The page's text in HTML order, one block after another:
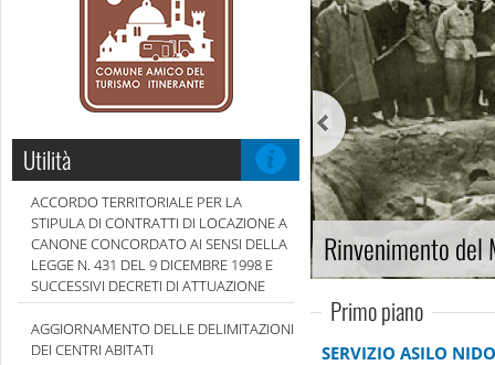
Utilità
ACCORDO TERRITORIALE PER LA
STIPULA DI CONTRATTI DI LOCAZIONE A
CANONE CONCORDATO AI SENSI DELLA
LEGGE N. 431 DEL 9 DICEMBRE 1998 E
SUCCESSIVI DECRETI DI ATTUAZIONE
AGGIORNAMENTO DELLE DELIMITAZIONI
DEI CENTRI ABITATI
Rinvenimento
Primo piano
SERVIZIO ASILO